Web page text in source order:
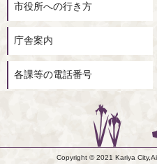
市役所への行き方
庁舎案内
各課等の電話番号
Copyright © 2021 Kariya